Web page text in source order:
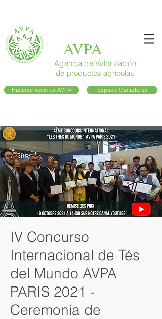
AVPA
Agencia de Valorización
de productos agrícolas
Hacerse socio de AVPA Espacio Ganadores
IV Concurso
Internacional de Tés
del Mundo AVPA
PARIS 2021 -
Ceremonia de